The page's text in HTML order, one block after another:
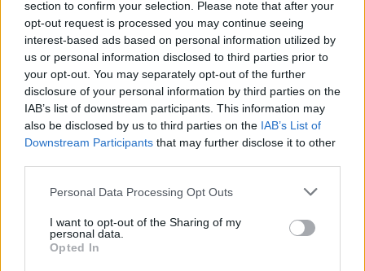
section to confirm your selection. Please note that after your
opt-out request is processed you may continue seeing
interest-based ads based on personal information utilized by
us or personal information disclosed to third parties prior to
your opt-out. You may separately opt-out of the further
disclosure of your personal information by third parties on the
IAB’s list of downstream participants. This information may
also be disclosed by us to third parties on the IAB’s List of
Downstream Participants that may further disclose it to other
Personal Data Processing Opt Outs
I want to opt-out of the Sharing of my
personal data.
Opted In
Αν κάποιοι με αφορμή αυτή την επιλογή μου,
δεν δίστασαν να εκβιάσουν, το παιδί μου, αλλά
ακόμα παραπάνω και την ίδια τη θρησκευτική
μου συνείδηση (άκουσον – άκουσον), λυπάμαι
γιατί η μικροψυχία τους δεν ταιριάζει σε
αληθινούς Σπαρτιάτες.
να βρουν όλοι την ψυχραιμία τους και όλοι μαζί
να δουλέψουμε επιτέλους για το καλό του
Δήμου μας.